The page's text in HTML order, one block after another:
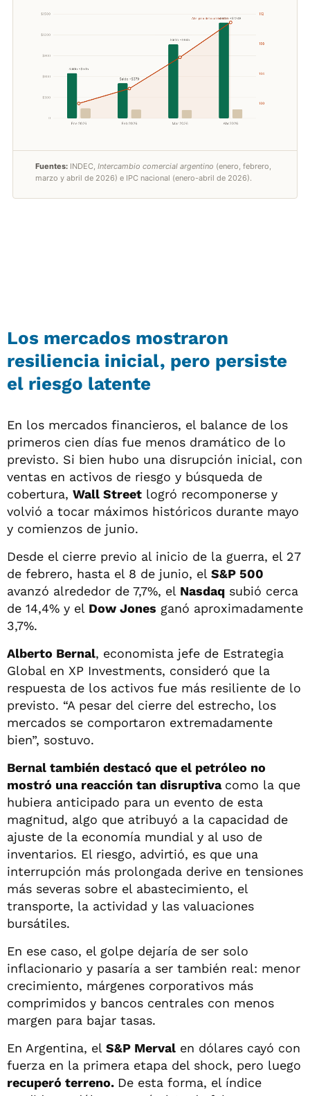
Los mercados mostraron
resiliencia inicial, pero persiste
el riesgo latente
En los mercados financieros, el balance de los
primeros cien días fue menos dramático de lo
previsto. Si bien hubo una disrupción inicial, con
ventas en activos de riesgo y búsqueda de
cobertura, Wall Street logró recomponerse y
volvió a tocar máximos históricos durante mayo
y comienzos de junio.
Desde el cierre previo al inicio de la guerra, el 27
de febrero, hasta el 8 de junio, el S&P 500
avanzó alrededor de 7,7%, el Nasdaq subió cerca
de 14,4% y el Dow Jones ganó aproximadamente
3,7%.
Alberto Bernal, economista jefe de Estrategia
Global en XP Investments, consideró que la
respuesta de los activos fue más resiliente de lo
previsto. “A pesar del cierre del estrecho, los
mercados se comportaron extremadamente
bien”, sostuvo.
Bernal también destacó que el petróleo no
mostró una reacción tan disruptiva como la que
hubiera anticipado para un evento de esta
magnitud, algo que atribuyó a la capacidad de
ajuste de la economía mundial y al uso de
inventarios. El riesgo, advirtió, es que una
interrupción más prolongada derive en tensiones
más severas sobre el abastecimiento, el
transporte, la actividad y las valuaciones
bursátiles.
En ese caso, el golpe dejaría de ser solo
inflacionario y pasaría a ser también real: menor
crecimiento, márgenes corporativos más
comprimidos y bancos centrales con menos
margen para bajar tasas.
En Argentina, el S&P Merval en dólares cayó con
fuerza en la primera etapa del shock, pero luego
recuperó terreno. De esta forma, el índice